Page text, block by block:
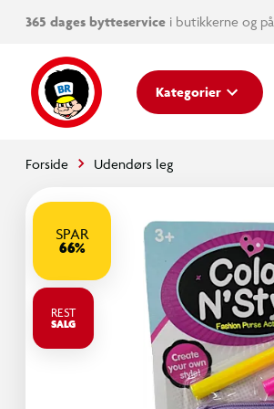
365 dages bytteservice i butikkerne og
Kategorier
Forside Udendørs leg
SPAR
66%
REST
SALG